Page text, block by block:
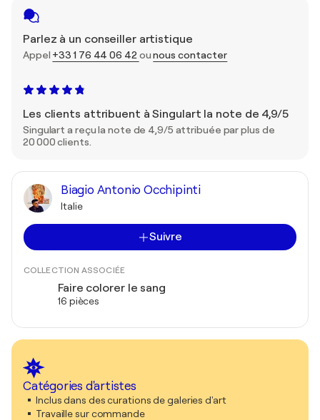
Parlez à un conseiller artistique
Appel +33 1 76 44 06 42 ounous contacter
Les clients attribuent à Singulart la note de 4,9/5
Singulart a reçu la note de 4,9/5 attribuée par plus de
20 000 clients.
Biagio Antonio Occhipinti
Italie
Suivre
COLLECTION ASSOCIÉE
Faire colorer le sang
16 pièces
Catégories d'artistes
Inclus dans des curations de galeries d'art
Travaille sur commande